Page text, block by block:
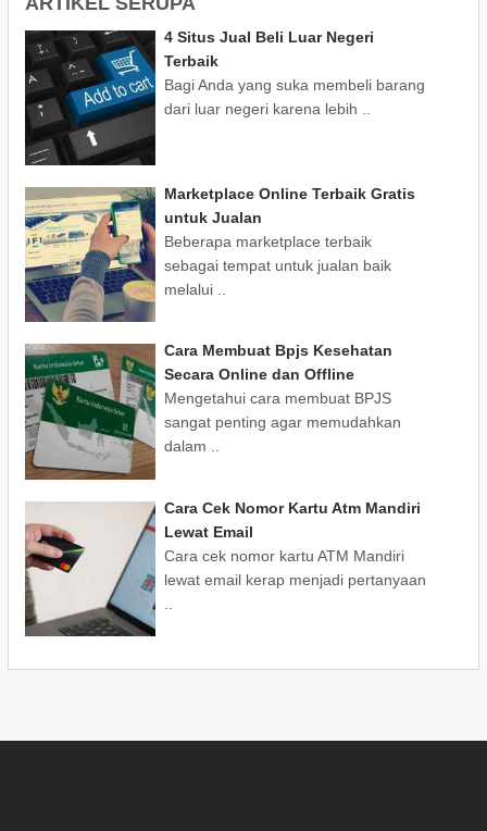
4 Situs Jual Beli Luar Negeri
Terbaik
Bagi Anda yang suka membeli barang
dari luar negeri karena lebih ..
Marketplace Online Terbaik Gratis
untuk Jualan
Beberapa marketplace terbaik
sebagai tempat untuk jualan baik
melalui ..
Cara Membuat Bpjs Kesehatan
Secara Online dan Offline
Mengetahui cara membuat BPJS
sangat penting agar memudahkan
dalam ..
Cara Cek Nomor Kartu Atm Mandiri
Lewat Email
Cara cek nomor kartu ATM Mandiri
lewat email kerap menjadi pertanyaan